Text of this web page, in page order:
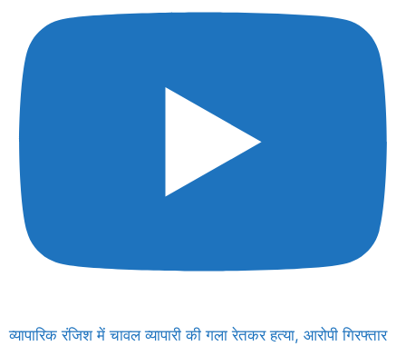
व्यापारिक रंजिश में चावल व्यापारी की गला रेतकर हत्या, आरोपी गिरफ्तार